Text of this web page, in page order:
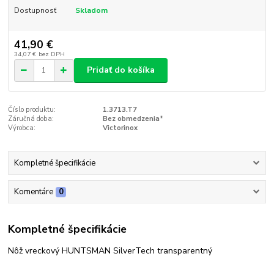
Dostupnosť Skladom
41,90 €
34,07 € bez DPH
Pridať do košíka
Číslo produktu:
1.3713.T7
Záručná doba:
Bez obmedzenia*
Výrobca:
Victorinox
Kompletné špecifikácie
Komentáre 0
Kompletné špecifikácie
Nôž vreckový HUNTSMAN SilverTech transparentný